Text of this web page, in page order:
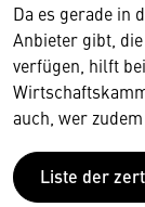
Da es gerade in
Anbieter gibt,
verfügen, hilft
auch, wer
Liste der